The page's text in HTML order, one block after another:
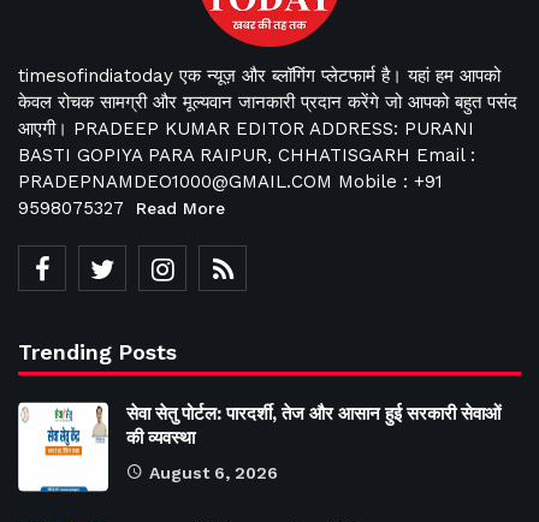
timesofindiatoday एक न्यूज़ और ब्लॉगिंग प्लेटफार्म है। यहां हम आपको
केवल रोचक सामग्री और मूल्यवान जानकारी प्रदान करेंगे जो आपको बहुत पसंद
आएगी। PRADEEP KUMAR EDITOR ADDRESS: PURANI
BASTI GOPIYA PARA RAIPUR, CHHATISGARH Email :
PRADEPNAMDEO1000@GMAIL.COM Mobile : +91
9598075327
Read More
Trending Posts
सेवा सेतु पोर्टल: पारदर्शी, तेज और आसान हुई सरकारी सेवाओं
की व्यवस्था
August 6, 2026